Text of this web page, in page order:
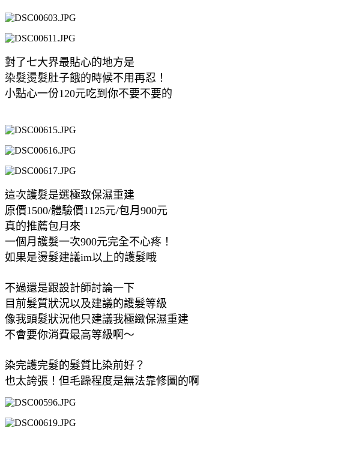
對了七大界最貼心的地方是
染髮燙髮肚子餓的時候不用再忍！
小點心一份120元吃到你不要不要的
這次護髮是選極致保濕重建
原價1500/體驗價1125元/包月900元
真的推薦包月來
一個月護髮一次900元完全不心疼！
如果是燙髮建議im以上的護髮哦
不過還是跟設計師討論一下
目前髮質狀況以及建議的護髮等級
像我頭髮狀況他只建議我極緻保濕重建
不會要你消費最高等級啊～
染完護完髮的髮質比染前好？
也太誇張！但毛躁程度是無法靠修圖的啊